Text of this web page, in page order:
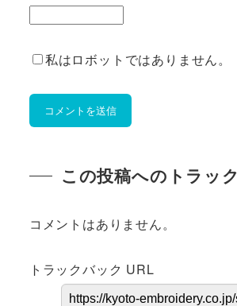
私はロボットではありません。
この投稿へのトラッ
コメントはありません。
トラックバック URL